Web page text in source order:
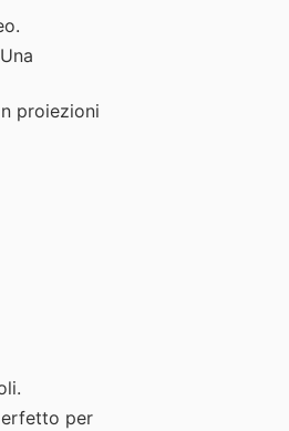
proiezioni
per